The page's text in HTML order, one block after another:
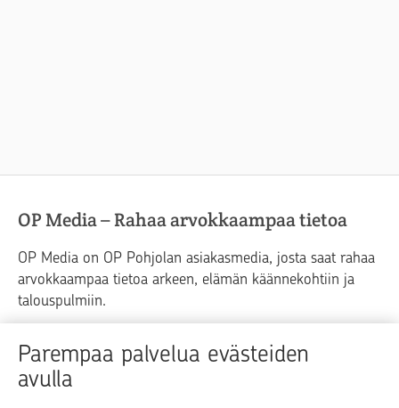
Parempaa palvelua evästeiden
avulla
OP Media – Rahaa arvokkaampaa tietoa
OP Media on OP Pohjolan asiakasmedia, josta saat rahaa
arvokkaampaa tietoa arkeen, elämän käännekohtiin ja
talouspulmiin.
Raha Elämä
Yrityselämä
Blogit ja puheenvuorot